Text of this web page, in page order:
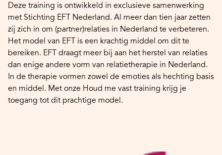
Deze training is ontwikkeld in exclusieve samenwerking
met Stichting EFT Nederland. Al meer dan tien jaar zetten
zij zich in om (partner)relaties in Nederland te verbeteren.
Het model van EFT is een krachtig middel om dit te
bereiken. EFT draagt meer bij aan het herstel van relaties
dan enige andere vorm van relatietherapie in Nederland.
In de therapie vormen zowel de emoties als hechting basis
en middel. Met onze Houd me vast training krijg je
toegang tot dit prachtige model.